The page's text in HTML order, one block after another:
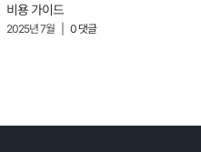
비용 가이드
2025년 7월 0 댓글